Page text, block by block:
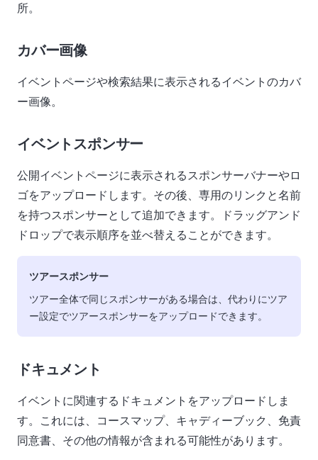
所。
カバー画像
イベントページや検索結果に表示されるイベントのカバ
ー画像。
イベントスポンサー
公開イベントページに表示されるスポンサーバナーやロ
ゴをアップロードします。その後、専用のリンクと名前
を持つスポンサーとして追加できます。ドラッグアンド
ドロップで表示順序を並べ替えることができます。
ツアースポンサー
ツアー全体で同じスポンサーがある場合は、代わりにツア
ー設定でツアースポンサーをアップロードできます。
ドキュメント
イベントに関連するドキュメントをアップロードしま
す。これには、コースマップ、キャディーブック、免責
同意書、その他の情報が含まれる可能性があります。